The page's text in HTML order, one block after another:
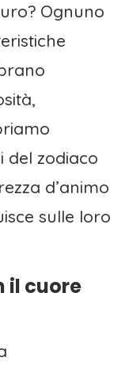
Ognuno
del zodiaco
d’animo
sulle loro
il cuore